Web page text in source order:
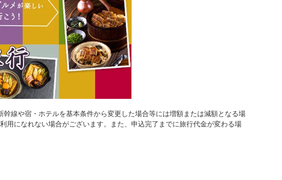
線や宿・ホテルを基本条件から変更した場合等には増額または減額となる場
になれない場合がございます。また、申込完了までに旅行代金が変わる場